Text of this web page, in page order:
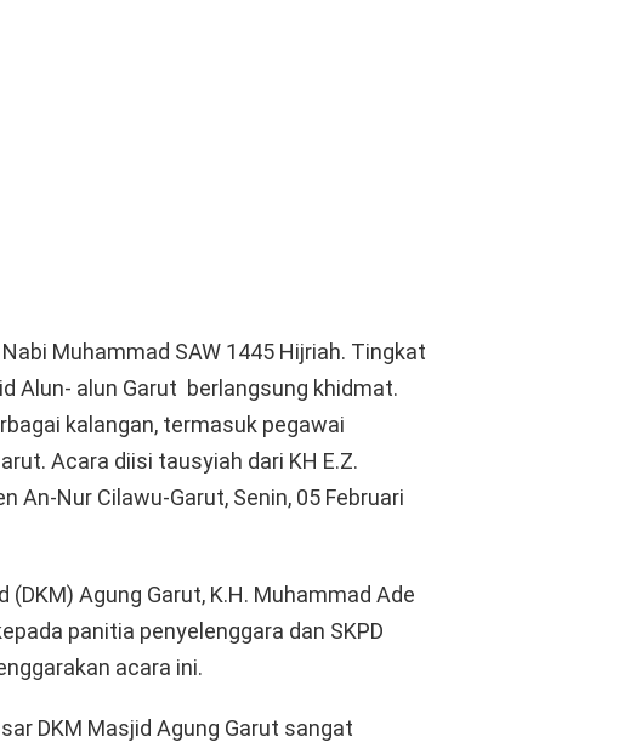
Muhammad SAW 1445 Hijriah. Tingkat
Alun- alun Garut berlangsung khidmat.
kalangan, termasuk pegawai
Acara diisi tausyiah dari KH E.Z.
An-Nur Cilawu-Garut, Senin, 05 Februari
Agung Garut, K.H. Muhammad Ade
panitia penyelenggara dan SKPD
acara ini.
DKM Masjid Agung Garut sangat